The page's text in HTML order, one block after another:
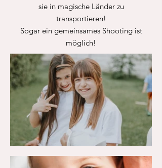
sie in magische Länder zu
transportieren!
Sogar ein gemeinsames Shooting ist
möglich!